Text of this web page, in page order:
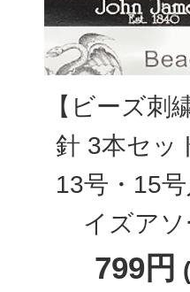
【ビーズ刺
針 3本セッ
13号・15
イズアソ
799円